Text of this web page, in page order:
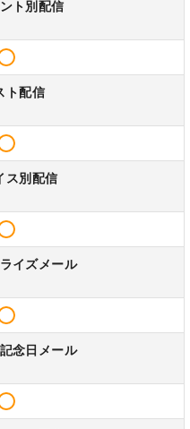
ト別配信
ト配信
ス別配信
イズメール
念日メール